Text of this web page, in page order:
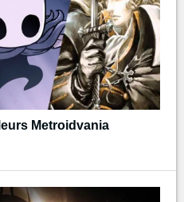
Metroidvania